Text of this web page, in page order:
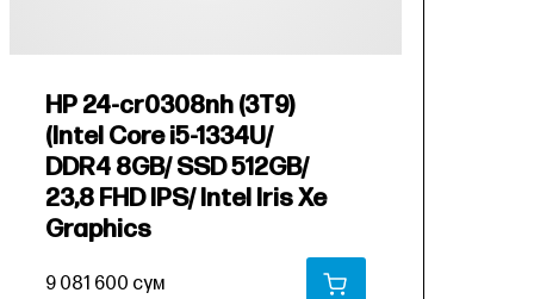
HP 24-cr0308nh (3T9)
(Intel Core i5-1334U/
DDR4 8GB/ SSD 512GB/
23,8 FHD IPS/ Intel Iris Xe
Graphics
9 081 600 сум